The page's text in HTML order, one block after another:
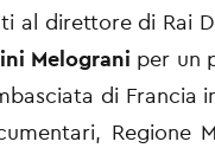
al direttore di Rai
Melograni per un
di Francia
Regione